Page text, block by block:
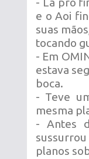
e o Aoi
suas
tocando
- Em
estava
boca.
- Teve
mesma
- Antes
planos